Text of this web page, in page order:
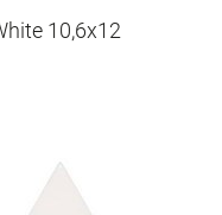
10,6x12